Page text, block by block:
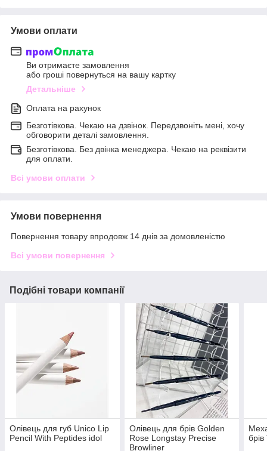
Умови оплати
Ви отримаєте замовлення
або гроші повернуться на вашу картку
Детальніше
Оплата на рахунок
Безготівкова. Чекаю на дзвінок. Передзвоніть мені, хочу
обговорити деталі замовлення.
Безготівкова. Без двінка менеджера. Чекаю на реквізити
для оплати.
Всі умови оплати
Умови повернення
Повернення товару впродовж 14 днів за домовленістю
Всі умови повернення
Подібні товари компанії
Олівець для губ Unico Lip
Pencil With Peptides idol
Олівець для брів Golden
Rose Longstay Precise
Browliner